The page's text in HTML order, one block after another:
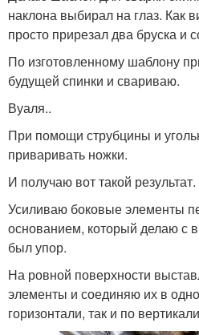
наклона выбирал на глаз. Как
просто прирезал два бруска и
По изготовленному шаблону
будущей спинки и свариваю.
Вуаля..
При помощи струбцины и
приваривать ножки.
И получаю вот такой результат.
Усиливаю боковые элементы
основанием, который делаю с
был упор.
На ровной поверхности
элементы и соединяю их в
горизонтали, так и по